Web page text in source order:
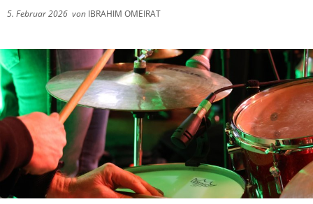
5. Februar 2026 von IBRAHIM OMEIRAT